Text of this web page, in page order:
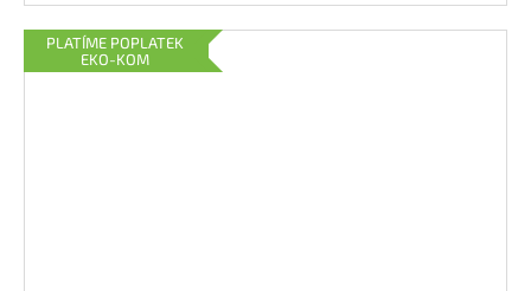
PLATÍME POPLATEK
EKO-KOM